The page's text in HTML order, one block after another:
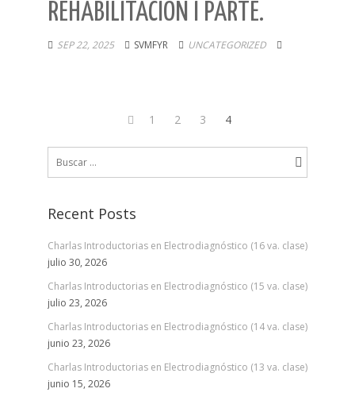
REHABILITACIÓN I PARTE.
SEP 22, 2025 SVMFYR UNCATEGORIZED
Page
1 Page
2 Page
3 Page
4
Buscar:
Recent Posts
Charlas Introductorias en Electrodiagnóstico (16 va. clase)
julio 30, 2026
Charlas Introductorias en Electrodiagnóstico (15 va. clase)
julio 23, 2026
Charlas Introductorias en Electrodiagnóstico (14 va. clase)
junio 23, 2026
Charlas Introductorias en Electrodiagnóstico (13 va. clase)
junio 15, 2026